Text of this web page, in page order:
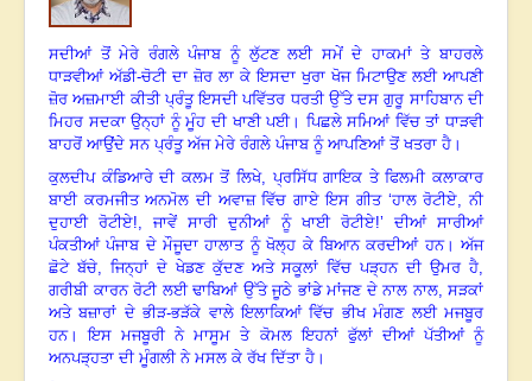
2805500
ਸਦੀਆਂ ਤੋਂ ਮੇਰੇ ਰੰਗਲੇ ਪੰਜਾਬ ਨੂੰ ਲੁੱਟਣ ਲਈ ਸਮੇਂ ਦੇ ਹਾਕਮਾਂ ਤੇ ਬਾਹਰਲੇ
ਧਾੜਵੀਆਂ ਅੱਡੀ-ਚੋਟੀ ਦਾ ਜ਼ੋਰ ਲਾ ਕੇ ਇਸਦਾ ਖੁਰਾ ਖੋਜ ਮਿਟਾਉਣ ਲਈ ਆਪਣੀ
ਜ਼ੋਰ ਅਜ਼ਮਾਈ ਕੀਤੀ ਪ੍ਰੰਤੂ ਇਸਦੀ ਪਵਿੱਤਰ ਧਰਤੀ ਉੱਤੇ ਦਸ ਗੁਰੂ ਸਾਹਿਬਾਨ ਦੀ
ਮਿਹਰ ਸਦਕਾ ਉਨ੍ਹਾਂ ਨੂੰ ਮੂੰਹ ਦੀ ਖਾਣੀ ਪਈ। ਪਿਛਲੇ ਸਮਿਆਂ ਵਿੱਚ ਤਾਂ ਧਾੜਵੀ
ਬਾਹਰੋਂ ਆਉਂਦੇ ਸਨ ਪ੍ਰੰਤੂ ਅੱਜ ਮੇਰੇ ਰੰਗਲੇ ਪੰਜਾਬ ਨੂੰ ਆਪਣਿਆਂ ਤੋਂ ਖਤਰਾ ਹੈ ।
ਕੁਲਦੀਪ ਕੰਡਿਆਰੇ ਦੀ ਕਲਮ ਤੋਂ ਲਿਖੇ, ਪ੍ਰਸਿੱਧ ਗਾਇਕ ਤੇ ਫਿਲਮੀ ਕਲਾਕਾਰ
ਬਾਈ ਕਰਮਜੀਤ ਅਨਮੋਲ ਦੀ ਅਵਾਜ਼ ਵਿੱਚ ਗਾਏ ਇਸ ਗੀਤ ‘ਹਾਲ ਰੋਟੀਏ, ਨੀ
ਦੁਹਾਈ ਰੋਟੀਏ!, ਜਾਵੇਂ ਸਾਰੀ ਦੁਨੀਆਂ ਨੂੰ ਖਾਈ ਰੋਟੀਏ!’ ਦੀਆਂ ਸਾਰੀਆਂ
ਪੰਕਤੀਆਂ ਪੰਜਾਬ ਦੇ ਮੌਜੂਦਾ ਹਾਲਾਤ ਨੂੰ ਖੋਲ੍ਹ ਕੇ ਬਿਆਨ ਕਰਦੀਆਂ ਹਨ। ਅੱਜ
ਛੋਟੇ ਬੱਚੇ, ਜਿਨ੍ਹਾਂ ਦੇ ਖੇਡਣ ਕੁੱਦਣ ਅਤੇ ਸਕੂਲਾਂ ਵਿੱਚ ਪੜ੍ਹਨ ਦੀ ਉਮਰ ਹੈ,
ਗਰੀਬੀ ਕਾਰਨ ਰੋਟੀ ਲਈ ਢਾਬਿਆਂ ਉੱਤੇ ਜੂਠੇ ਭਾਂਡੇ ਮਾਂਜਣ ਦੇ ਨਾਲ ਨਾਲ, ਸੜਕਾਂ
ਅਤੇ ਬਜ਼ਾਰਾਂ ਦੇ ਭੀੜ-ਭੜੱਕੇ ਵਾਲੇ ਇਲਾਕਿਆਂ ਵਿੱਚ ਭੀਖ ਮੰਗਣ ਲਈ ਮਜਬੂਰ
ਹਨ।ਇਸ ਮਜਬੂਰੀ ਨੇ ਮਾਸੂਮ ਤੇ ਕੋਮਲ ਇਹਨਾਂ ਫੁੱਲਾਂ ਦੀਆਂ ਪੱਤੀਆਂ ਨੂੰ
ਅਨਪੜ੍ਹਤਾ ਦੀ ਮੂੰਗਲੀ ਨੇ ਮਸਲ ਕੇ ਰੱਖ ਦਿੱਤਾ ਹੈ।